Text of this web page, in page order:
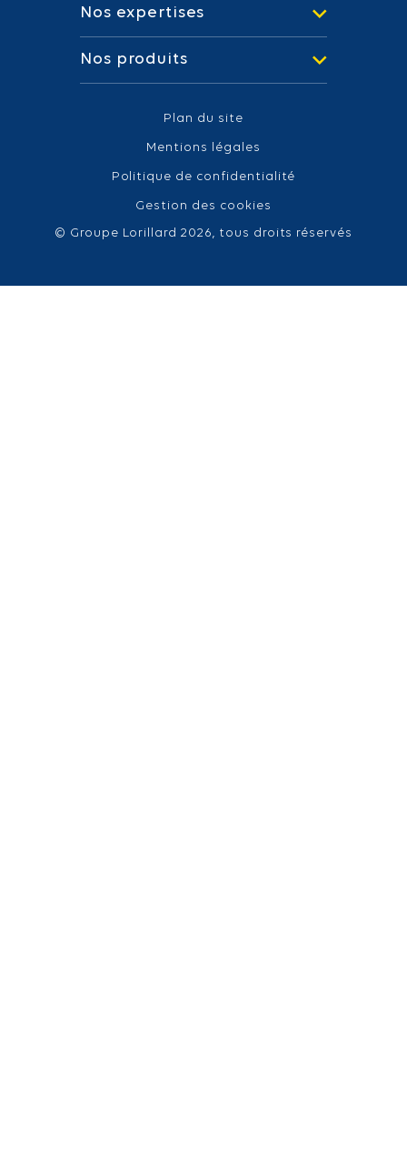
Nos expertises
Nos produits
© Groupe Lorillard 2026, tous droits réservés
Plan du site
Mentions légales
Politique de confidentialité
Gestion des cookies